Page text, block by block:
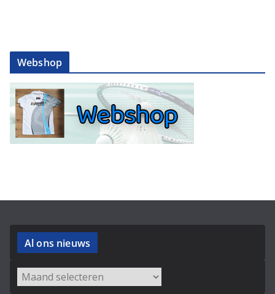
Webshop
Al ons nieuws
Archieven